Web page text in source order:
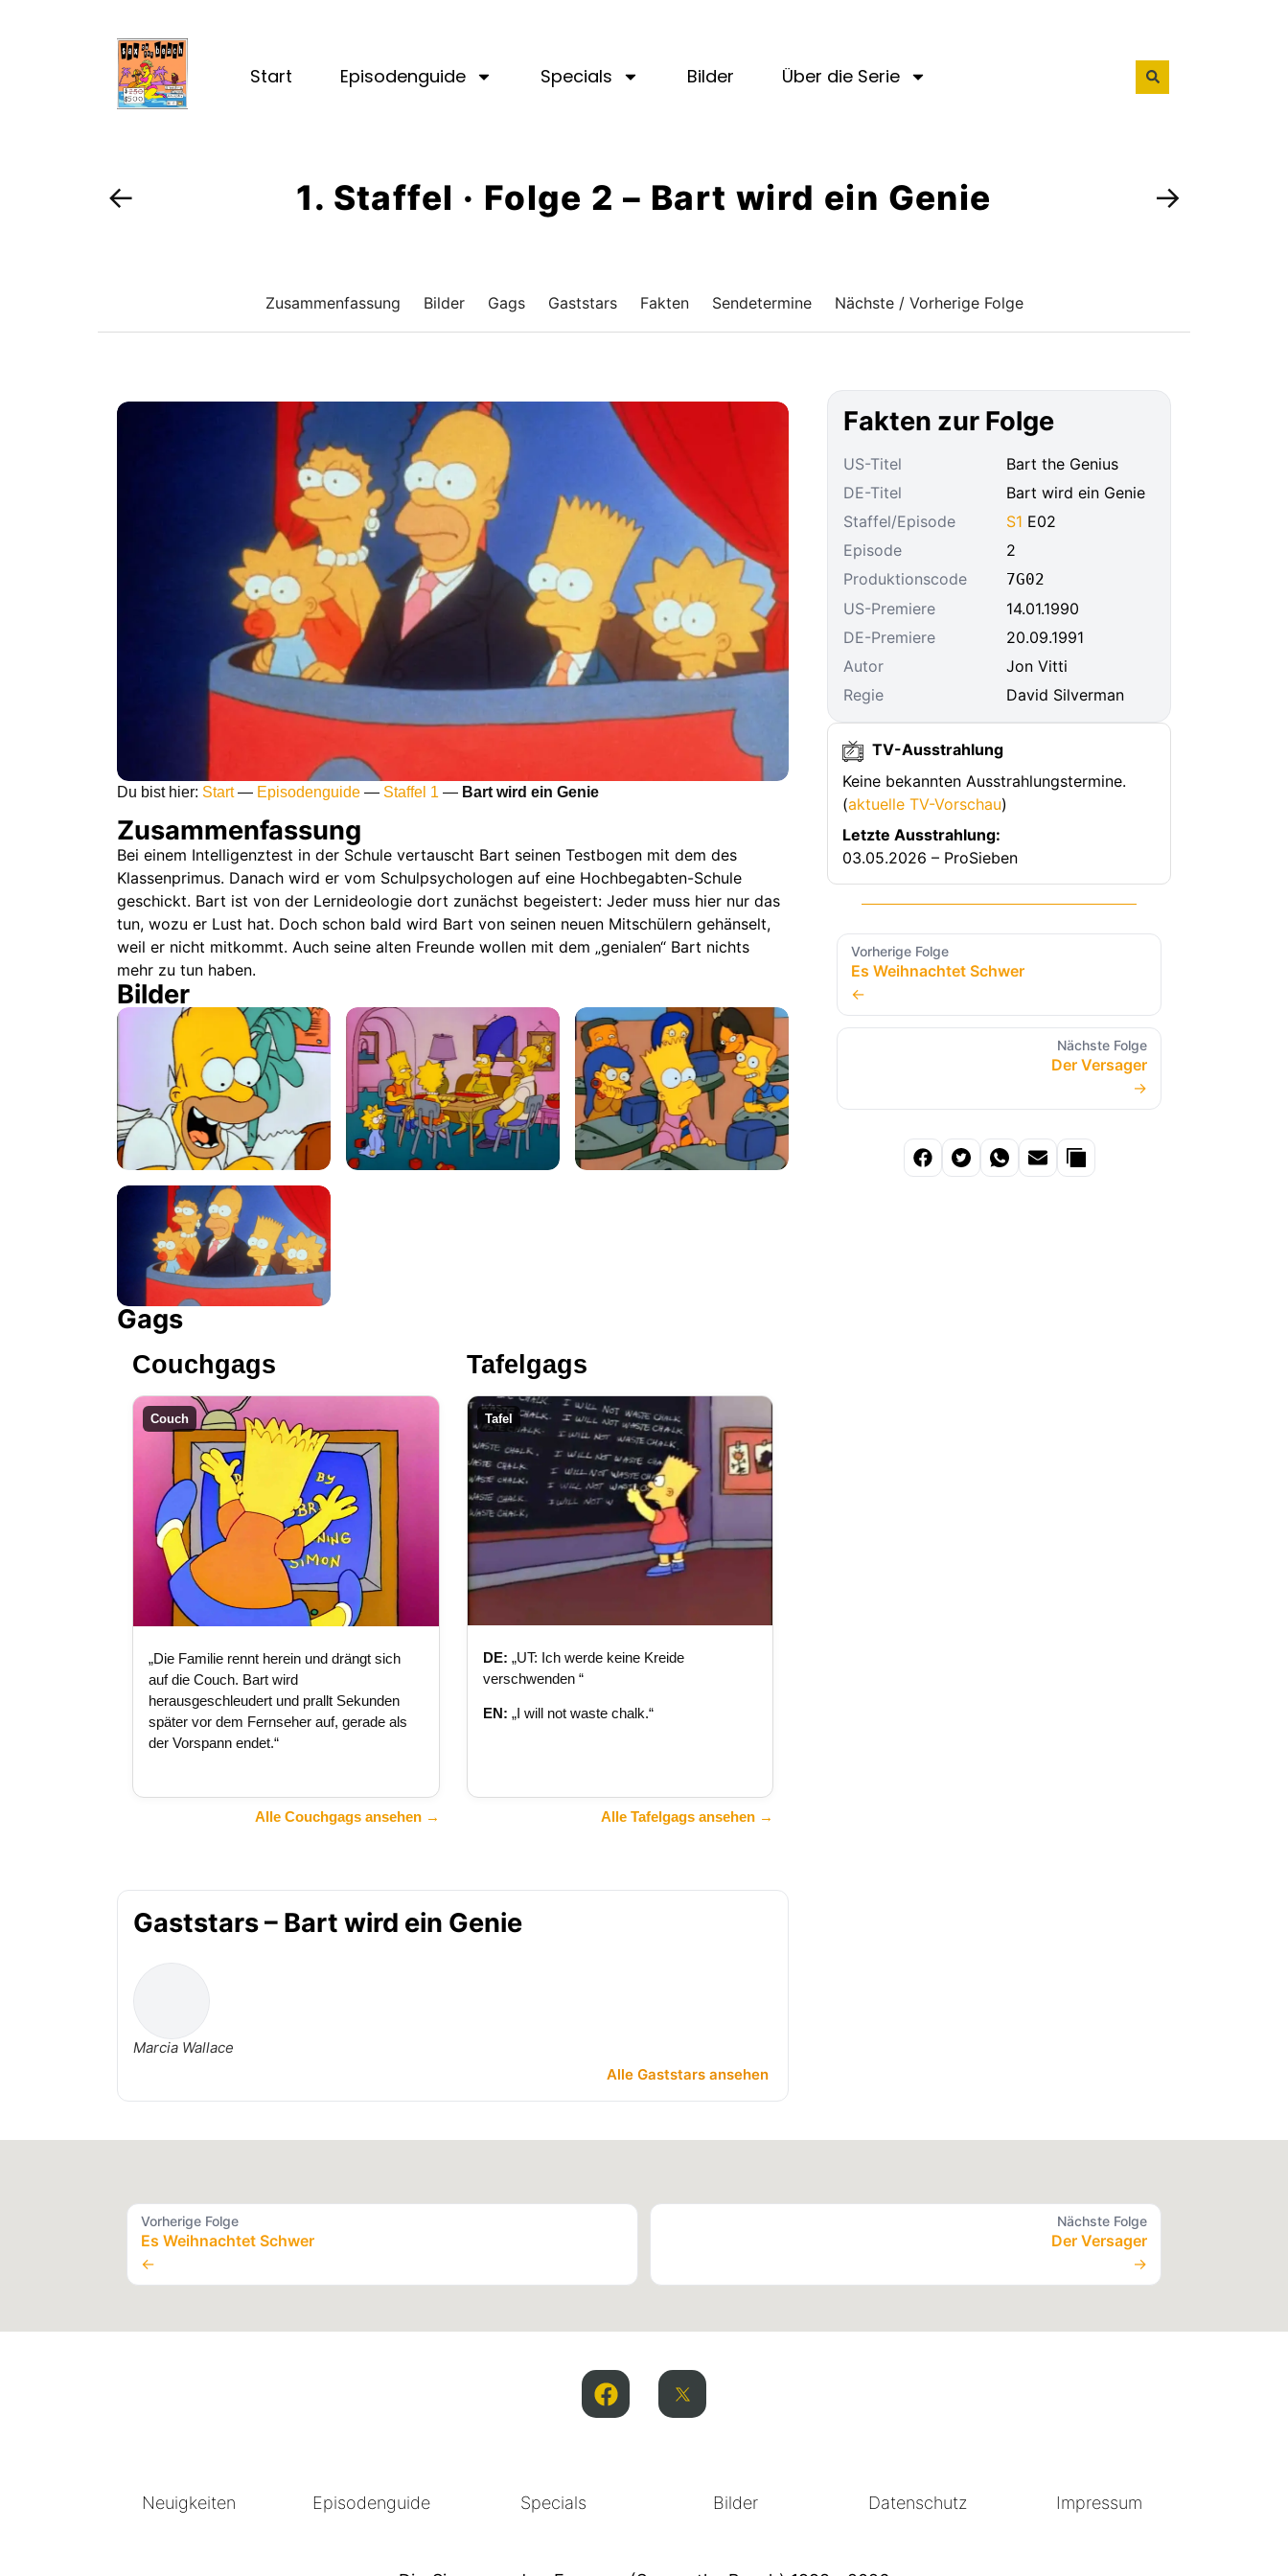
Start Episodenguide Specials Bilder Über die Serie
← 1. Staffel · Folge 2 – Bart wird ein Genie →
Zusammenfassung Bilder Gags Gaststars Fakten Sendetermine Nächste / Vorherige Folge
Du bist hier: Start— Episodenguide — Staffel 1 — Bart wird ein Genie
Zusammenfassung
Bei einem Intelligenztest in der Schule vertauscht Bart seinen Testbogen mit dem des
Klassenprimus. Danach wird er vom Schulpsychologen auf eine Hochbegabten-Schule
geschickt. Bart ist von der Lernideologie dort zunächst begeistert: Jeder muss hier nur das
tun, wozu er Lust hat. Doch schon bald wird Bart von seinen neuen Mitschülern gehänselt,
weil er nicht mitkommt. Auch seine alten Freunde wollen mit dem „genialen“ Bart nichts
mehr zu tun haben.
Bilder
Gags
Couchgags
Couch
„Die Familie rennt herein und drängt sich
auf die Couch. Bart wird
herausgeschleudert und prallt Sekunden
später vor dem Fernseher auf, gerade als
der Vorspann endet.“
Alle Couchgags ansehen →
Tafelgags
Tafel
DE: „UT: Ich werde keine Kreide
verschwenden “
EN: „I will not waste chalk.“
Alle Tafelgags ansehen →
Gaststars – Bart wird ein Genie
Marcia Wallace
Alle Gaststars ansehen
Fakten zur Folge
US-Titel
Bart the Genius
DE-Titel
Bart wird ein Genie
Staffel/Episode
S1 E02
Episode
2
Produktionscode
7G02
US-Premiere
14.01.1990
DE-Premiere
20.09.1991
Autor
Jon Vitti
Regie
David Silverman
TV-Ausstrahlung
Keine bekannten Ausstrahlungstermine.
(aktuelle TV-Vorschau)
Letzte Ausstrahlung:
03.05.2026 – ProSieben
Vorherige Folge
Es Weihnachtet Schwer
←
Nächste Folge
Der Versager
→
Vorherige Folge
Es Weihnachtet Schwer
←
Nächste Folge
Der Versager
→
Neuigkeiten Episodenguide Specials Bilder Datenschutz Impressum